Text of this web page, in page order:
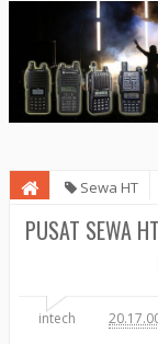
Sewa HT
Larangan
PUSAT SEWA
intech